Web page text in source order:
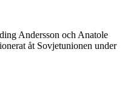
Andersson och Anatole
åt Sovjetunionen under